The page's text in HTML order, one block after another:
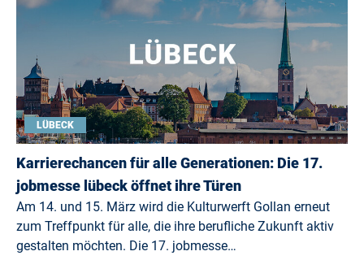
LÜBECK
Karrierechancen für alle Generationen: Die 17.
jobmesse lübeck öffnet ihre Türen
Am 14. und 15. März wird die Kulturwerft Gollan erneut
zum Treffpunkt für alle, die ihre berufliche Zukunft aktiv
gestalten möchten. Die 17. jobmesse…